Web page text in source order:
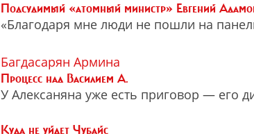
Подсудимый «атомный министр» Евгений
«Благодаря мне люди не пошли на
Багдасарян Армина
Процесс над Василием А.
У Алексаняна уже есть приговор — его
Куда не уйдет Чубайс